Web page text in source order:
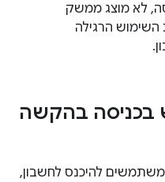
לא מוצג ממשק
הרגילה
בכניסה בהקשה
להיכנס לחשבון,